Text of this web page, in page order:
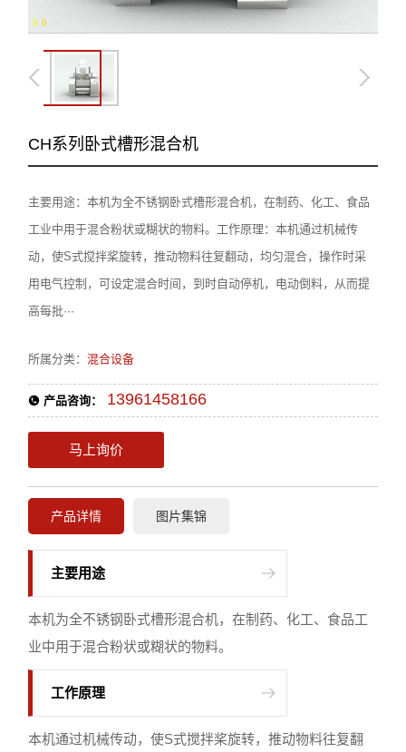
0 -0
CH系列卧式槽形混合机
主要用途：本机为全不锈钢卧式槽形混合机，在制药、化工、食品
工业中用于混合粉状或糊状的物料。工作原理：本机通过机械传
动，使S式搅拌桨旋转，推动物料往复翻动，均匀混合，操作时采
用电气控制，可设定混合时间，到时自动停机，电动倒料，从而提
高每批···
所属分类：混合设备
产品咨询： 13961458166
马上询价
产品详情 图片集锦
主要用途
本机为全不锈钢卧式槽形混合机，在制药、化工、食品工
业中用于混合粉状或糊状的物料。
工作原理
本机通过机械传动，使S式搅拌桨旋转，推动物料往复翻